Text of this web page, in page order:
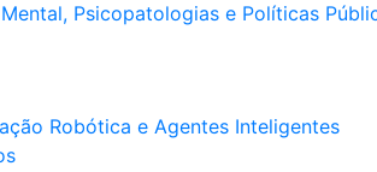
Psicopatologias e Políticas
Robótica e Agentes Inteligentes